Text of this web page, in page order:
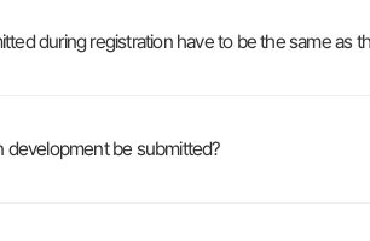
during registration have to be the same as
development be submitted?